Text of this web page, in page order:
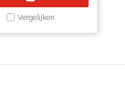
Vergelijken